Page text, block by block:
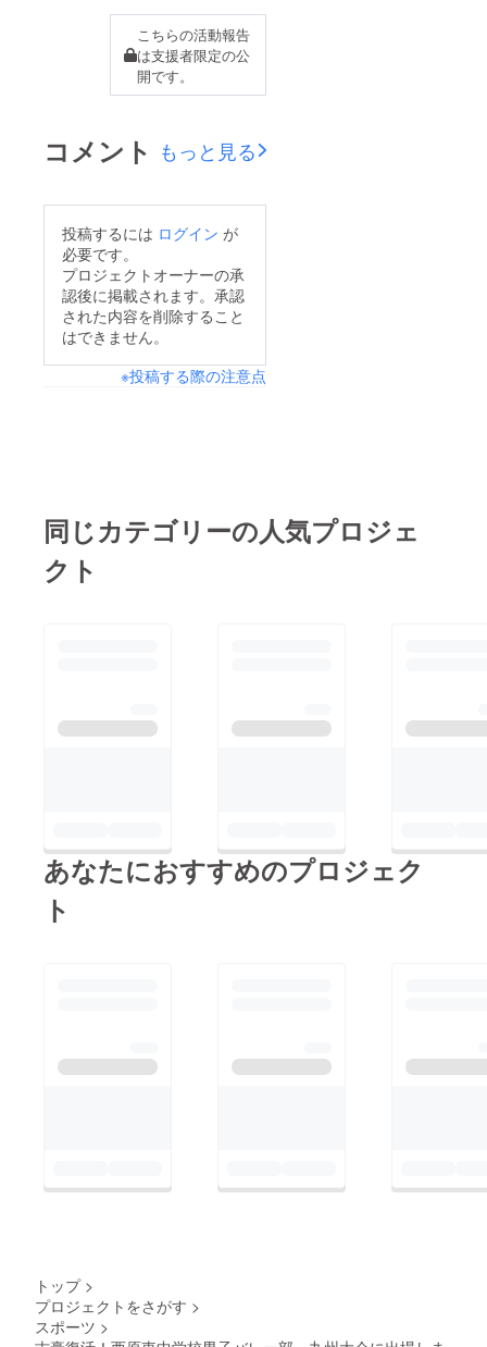
こちらの活動報告
は支援者限定の公
開です。
コメント もっと見る
投稿するには ログイン が
必要です。
プロジェクトオーナーの承
認後に掲載されます。承認
された内容を削除すること
はできません。
※投稿する際の注意点
同じカテゴリーの人気プロジェ
クト
あなたにおすすめのプロジェク
ト
トップ >
プロジェクトをさがす >
スポーツ >